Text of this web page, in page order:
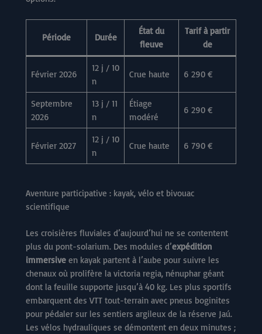
Période Durée
État du
fleuve
Tarif à partir
de
Février 2026
12 j / 10
n
Crue haute 6 290 €
Septembre
2026
13 j / 11
n
Étiage
modéré
6 290 €
Février 2027
12 j / 10
n
Crue haute 6 790 €
Aventure participative : kayak, vélo et bivouac
scientifique
Les croisières fluviales d’aujourd’hui ne se contentent
plus du pont-solarium. Des modules d’expédition
immersive en kayak partent à l’aube pour suivre les
chenaux où prolifère la victoria regia, nénuphar géant
dont la feuille supporte jusqu’à 40 kg. Les plus sportifs
embarquent des VTT tout-terrain avec pneus boginites
pour pédaler sur les sentiers argileux de la réserve Jaú.
Les vélos hydrauliques se démontent en deux minutes ;